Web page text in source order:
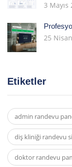
3 Mayıs
25
Etiketler
admin randevu
diş kliniği randevu
doktor randevu